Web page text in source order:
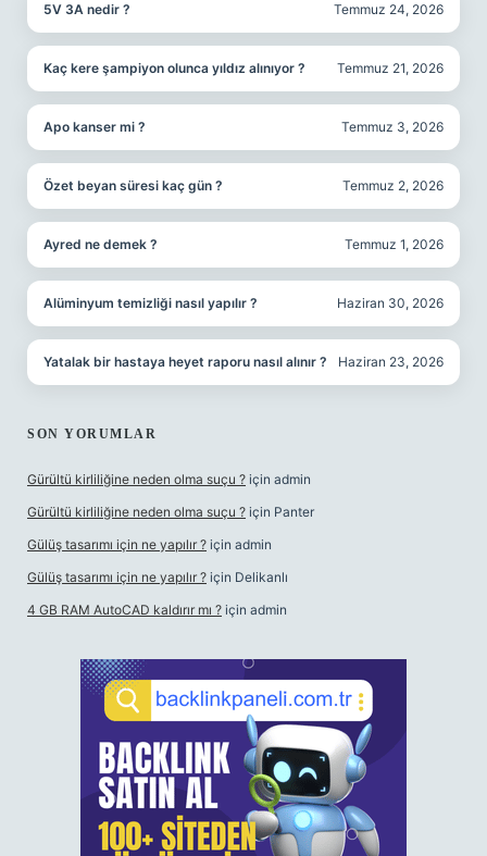
5V 3A nedir ? Temmuz 24, 2026
Kaç kere şampiyon olunca yıldız alınıyor ? Temmuz 21, 2026
Apo kanser mi ? Temmuz 3, 2026
Özet beyan süresi kaç gün ? Temmuz 2, 2026
Ayred ne demek ? Temmuz 1, 2026
Alüminyum temizliği nasıl yapılır ? Haziran 30, 2026
Yatalak bir hastaya heyet raporu nasıl alınır ? Haziran 23, 2026
SON YORUMLAR
Gürültü kirliliğine neden olma suçu ? için admin
Gürültü kirliliğine neden olma suçu ? için Panter
Gülüş tasarımı için ne yapılır ? için admin
Gülüş tasarımı için ne yapılır ? için Delikanlı
4 GB RAM AutoCAD kaldırır mı ? için admin